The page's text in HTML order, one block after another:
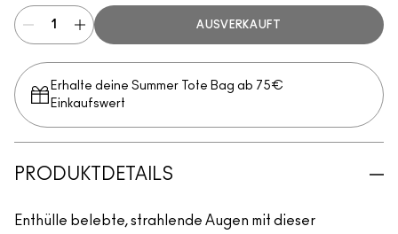
AUSVERKAUFT
Erhalte deine Summer Tote Bag ab 75€
Einkaufswert​
PRODUKTDETAILS
Enthülle belebte, strahlende Augen mit dieser